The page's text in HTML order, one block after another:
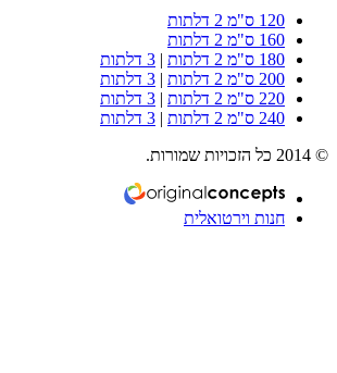
120 ס"מ 2 דלתות
160 ס"מ 2 דלתות
180 ס"מ 2 דלתות
|3 דלתות
200 ס"מ 2 דלתות
|3 דלתות
220 ס"מ 2 דלתות
|3 דלתות
240 ס"מ 2 דלתות
|3 דלתות
חנות וירטואלית